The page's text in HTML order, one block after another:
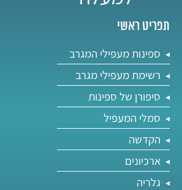
תפריט ראשי
ספינות מעפילי המגרב
רשימת מעפילי מגרב
סיפורן של ספינות
סמלי המעפיל
הקדשה
ארכיונים
גלריה